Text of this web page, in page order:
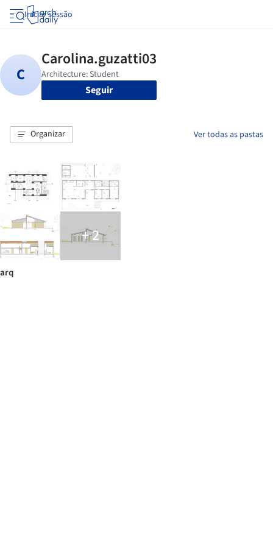
Iniciar sessão
Seguir
Organizar Ver todas as pastas
+ 2
arq